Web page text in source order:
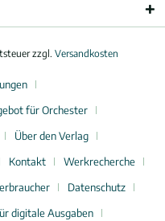
zzgl. Versandkosten
für Orchester
Über den Verlag
Kontakt
Werkrecherche
Datenschutz
digitale Ausgaben